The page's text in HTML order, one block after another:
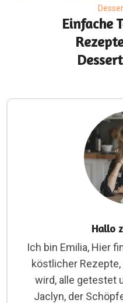
Einfache
Hallo
Ich bin Emilia, Hier
köstlicher
wird, alle getestet
Jaclyn, der